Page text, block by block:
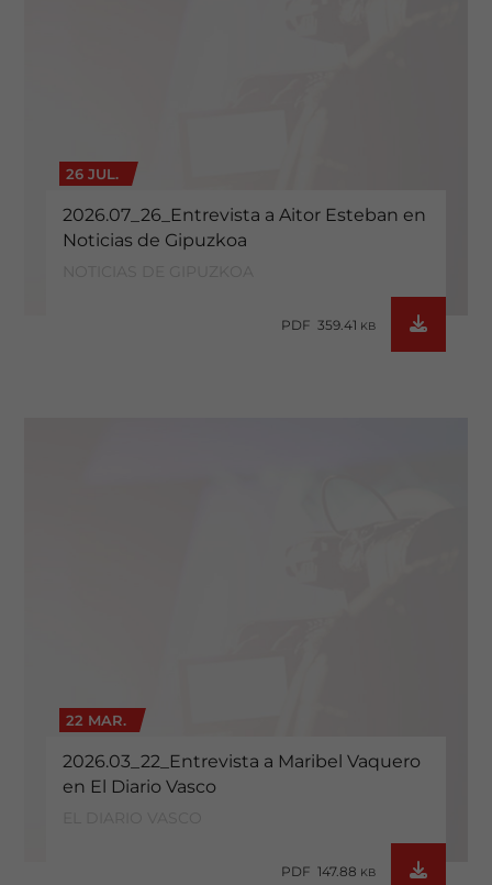
26 JUL.
2026.07_26_Entrevista a Aitor Esteban en
Noticias de Gipuzkoa
PDF 359.41 KB
22 MAR.
2026.03_22_Entrevista a Maribel Vaquero
en El Diario Vasco
PDF 147.88 KB